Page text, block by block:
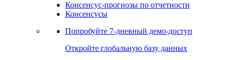
Консенсус-прогнозы по отчетности
Консенсусы
Попробуйте 7-дневный демо-доступ
Откройте глобальную базу данных